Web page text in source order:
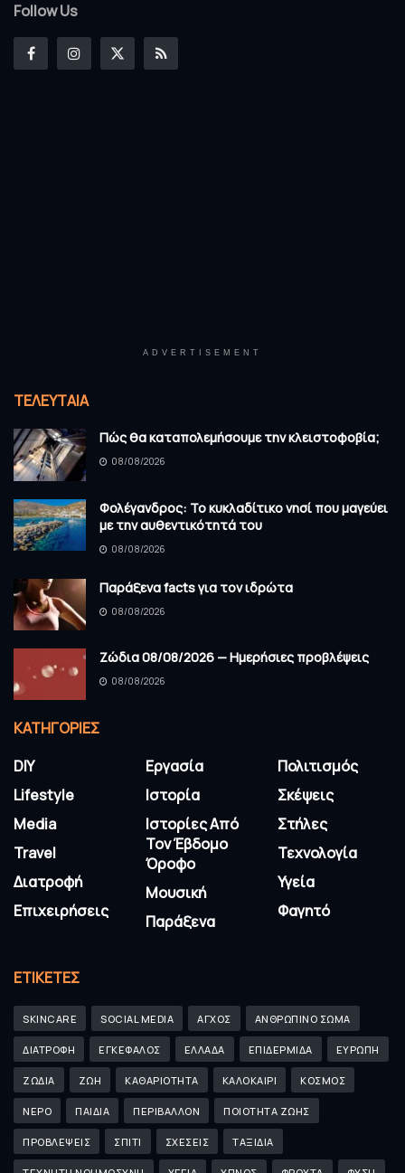
Follow Us
ADVERTISEMENT
ΤΕΛΕΥΤΑΊΑ
Πώς θα καταπολεμήσουμε την κλειστοφοβία;
08/08/2026
Φολέγανδρος: Το κυκλαδίτικο νησί που μαγεύει
με την αυθεντικότητά του
08/08/2026
Παράξενα facts για τον ιδρώτα
08/08/2026
Ζώδια 08/08/2026 — Ημερήσιες προβλέψεις
08/08/2026
KΑΤΗΓΟΡΊΕΣ
DIY
Lifestyle
Media
Travel
Διατροφή
Επιχειρήσεις
Εργασία
Ιστορία
Ιστορίες Από
Τον Έβδομο
Όροφο
Μουσική
Παράξενα
Πολιτισμός
Σκέψεις
Στήλες
Τεχνολογία
Υγεία
Φαγητό
ΕΤΙΚΈΤΕΣ
SKINCARE SOCIAL MEDIA ΑΓΧΟΣ ΑΝΘΡΩΠΙΝΟ ΣΩΜΑ
ΔΙΑΤΡΟΦΗ ΕΓΚΕΦΑΛΟΣ ΕΛΛΑΔΑ ΕΠΙΔΕΡΜΙΔΑ ΕΥΡΩΠΗ
ΖΩΔΙΑ ΖΩΗ ΚΑΘΑΡΙΟΤΗΤΑ ΚΑΛΟΚΑΙΡΙ ΚΟΣΜΟΣ
ΝΕΡΟ ΠΑΙΔΙΑ ΠΕΡΙΒΑΛΛΟΝ ΠΟΙΟΤΗΤΑ ΖΩΗΣ
ΠΡΟΒΛΕΨΕΙΣ ΣΠΙΤΙ ΣΧΕΣΕΙΣ ΤΑΞΙΔΙΑ